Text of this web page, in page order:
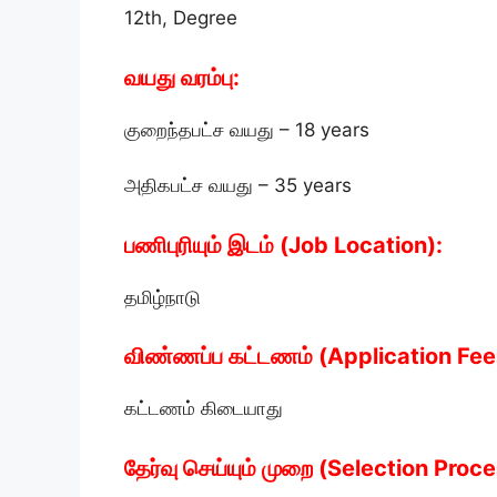
12th, Degree
வயது வரம்பு:
குறைந்தபட்ச வயது – 18 years
அதிகபட்ச வயது – 35 years
பணிபுரியும் இடம் (Job Location):
தமிழ்நாடு
விண்ணப்ப கட்டணம் (Application
கட்டணம் கிடையாது
தேர்வு செய்யும் முறை (Selection